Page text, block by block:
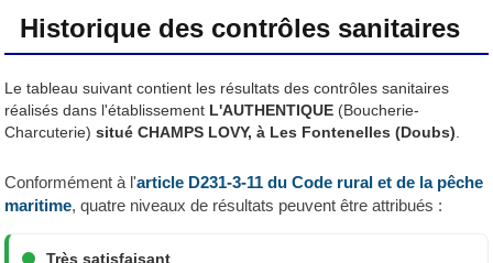
Historique des contrôles sanitaires
Le tableau suivant contient les résultats des contrôles sanitaires
réalisés dans l'établissement L'AUTHENTIQUE (Boucherie-
Charcuterie) situé CHAMPS LOVY, à Les Fontenelles (Doubs)
Conformément à l'article D231-3-11 du Code rural et de la pêche
maritime, quatre niveaux de résultats peuvent être attribués :
Très satisfaisant